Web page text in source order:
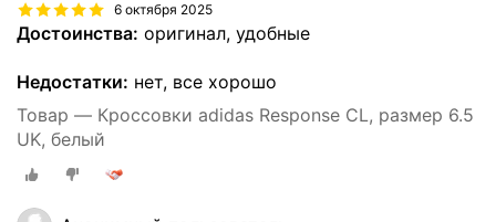
6 октября 2025
Достоинства: оригинал, удобные
Недостатки: нет, все хорошо
Товар — Кроссовки adidas Response CL, размер 6.5
UK, белый